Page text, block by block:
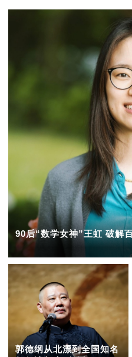
90后“数学女神”王虹 破解
郭德纲从北漂到全国知名